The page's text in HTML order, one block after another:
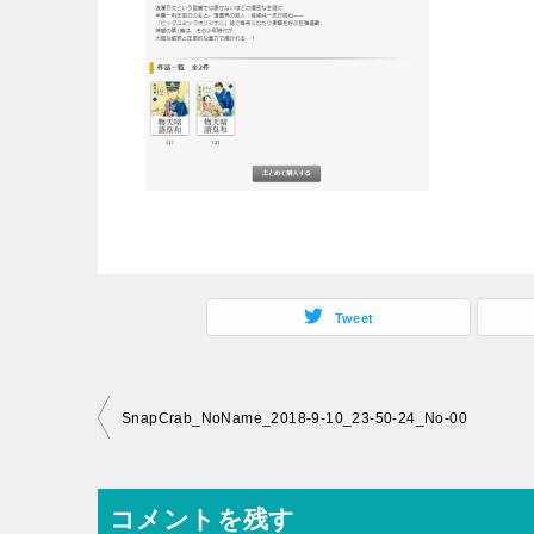
Tweet
投
ナ
SnapCrab_NoName_2018-9-10_23-50-24_No-00
コメントを残す